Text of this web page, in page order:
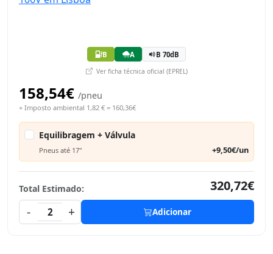
B A B 70dB
Ver ficha técnica oficial (EPREL)
158,54€ /pneu
+ Imposto ambiental 1,82 € = 160,36€
Equilibragem + Válvula
Pneus até 17" +9,50€/un
Total Estimado:
320,72€
-
2 + Adicionar